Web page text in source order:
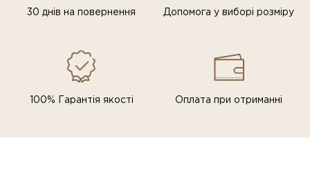
30 днів на повернення Допомога у виборі розміру
100% Гарантія якості Оплата при отриманні